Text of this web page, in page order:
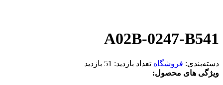
A02B-0247-B541
دسته‌بندی: فروشگاه تعداد بازدید: 51 بازدید
ویژگی های محصول: